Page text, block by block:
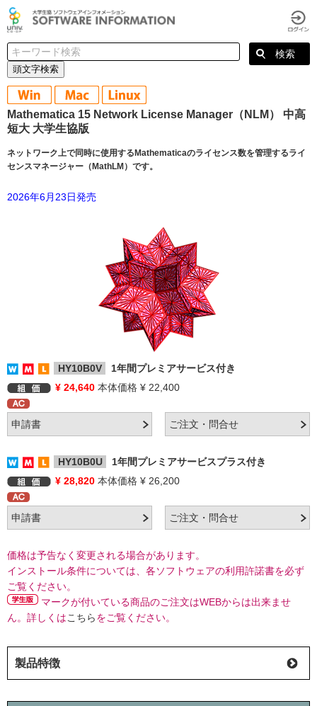
頭文字検索
Mathematica 15 Network License Manager（NLM） 中高
短大 大学生協版
ネットワーク上で同時に使用するMathematicaのライセンス数を管理するライ
センスマネージャー（MathLM）です。
2026年6月23日発売
HY10B0V
1年間プレミアサービス付き
¥ 24,640 本体価格 ¥ 22,400
HY10B0U
1年間プレミアサービスプラス付き
¥ 28,820 本体価格 ¥ 26,200
価格は予告なく変更される場合があります。
インストール条件については、各ソフトウェアの利用許諾書を必ず
ご覧ください。
マークが付いている商品のご注文はWEBからは出来ませ
ん。詳しくはこちらをご覧ください。
製品特徴